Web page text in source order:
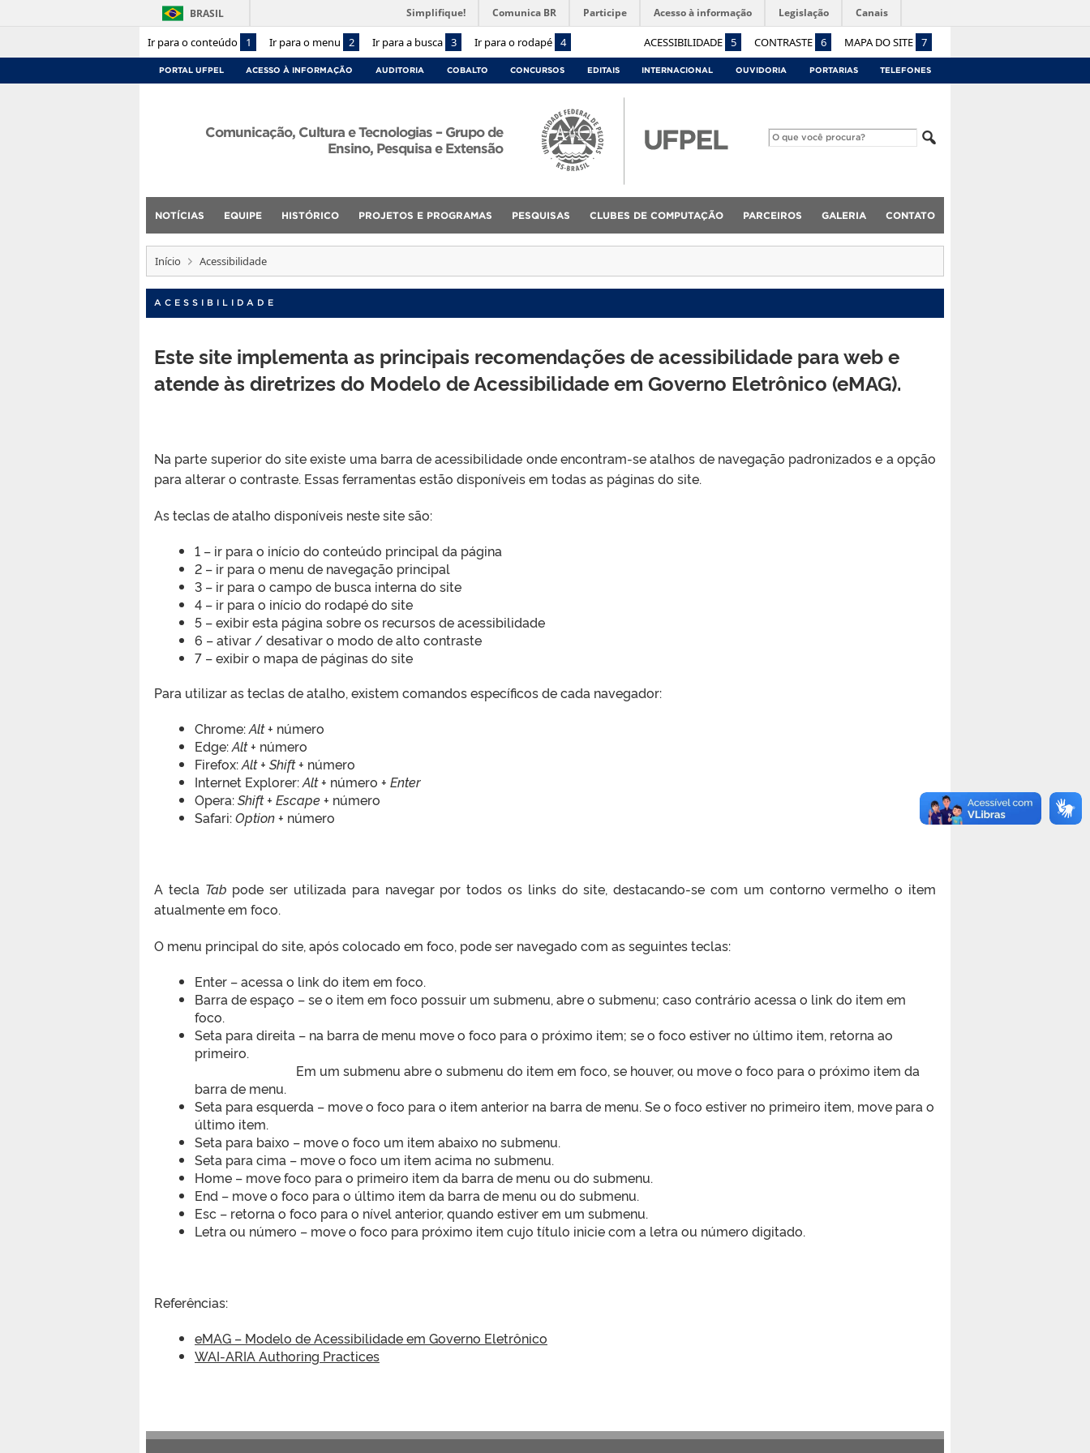
Ir para o conteúdo 1 Ir para o menu 2 Ir para a busca 3 Ir para o rodapé 4 ACESSIBILIDADE 5 CONTRASTE 6 MAPA DO SITE 7
BRASIL Simplifique! Comunica BR Participe Acesso à informação Legislação Canais
PORTAL UFPEL ACESSO À INFORMAÇÃO AUDITORIA COBALTO CONCURSOS EDITAIS INTERNACIONAL OUVIDORIA PORTARIAS TELEFONES
Comunicação, Cultura e Tecnologias – Grupo de
Ensino, Pesquisa e Extensão
NOTÍCIAS EQUIPE HISTÓRICO PROJETOS E PROGRAMAS PESQUISAS CLUBES DE COMPUTAÇÃO PARCEIROS GALERIA CONTATO
Início Acessibilidade
ACESSIBILIDADE
Este site implementa as principais recomendações de acessibilidade para web e
atende às diretrizes do Modelo de Acessibilidade em Governo Eletrônico (eMAG).
Na parte superior do site existe uma barra de acessibilidade onde encontram-se atalhos de navegação padronizados e a opção
para alterar o contraste. Essas ferramentas estão disponíveis em todas as páginas do site.
As teclas de atalho disponíveis neste site são:
1 – ir para o início do conteúdo principal da página
2 – ir para o menu de navegação principal
3 – ir para o campo de busca interna do site
4 – ir para o início do rodapé do site
5 – exibir esta página sobre os recursos de acessibilidade
6 – ativar / desativar o modo de alto contraste
7 – exibir o mapa de páginas do site
Para utilizar as teclas de atalho, existem comandos específicos de cada navegador:
Chrome:Alt+ número
Edge:Alt+ número
Firefox:Alt + Shift+ número
Internet Explorer:Alt+ número + Enter
Opera:Shift + Escape+ número
Safari:Option+ número
A tecla Tab pode ser utilizada para navegar por todos os links do site, destacando-se com um contorno vermelho o item
atualmente em foco.
O menu principal do site, após colocado em foco, pode ser navegado com as seguintes teclas:
Enter – acessa o link do item em foco.
Barra de espaço – se o item em foco possuir um submenu, abre o submenu; caso contrário acessa o link do item em
foco.
Seta para direita – na barra de menu move o foco para o próximo item; se o foco estiver no último item, retorna ao
primeiro.
Em um submenu abre o submenu do item em foco, se houver, ou move o foco para o próximo item da
barra de menu.
Seta para esquerda – move o foco para o item anterior na barra de menu. Se o foco estiver no primeiro item, move para o
último item.
Seta para baixo – move o foco um item abaixo no submenu.
Seta para cima – move o foco um item acima no submenu.
Home – move foco para o primeiro item da barra de menu ou do submenu.
End – move o foco para o último item da barra de menu ou do submenu.
Esc – retorna o foco para o nível anterior, quando estiver em um submenu.
Letra ou número – move o foco para próximo item cujo título inicie com a letra ou número digitado.
Referências:
eMAG – Modelo de Acessibilidade em Governo Eletrônico
WAI-ARIA Authoring Practices